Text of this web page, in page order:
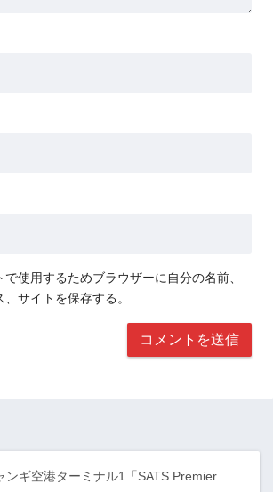
使用するためブラウザーに自分の名前、
、サイトを保存する。
ンギ空港ターミナル1「SATS Premier